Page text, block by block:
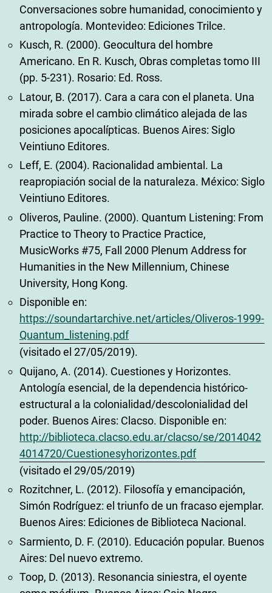
Conversaciones sobre humanidad, conocimiento y
antropología. Montevideo: Ediciones Trilce.
Kusch, R. (2000). Geocultura del hombre
Americano. En R. Kusch, Obras completas tomo III
(pp. 5-231). Rosario: Ed. Ross.
Latour, B. (2017). Cara a cara con el planeta. Una
mirada sobre el cambio climático alejada de las
posiciones apocalípticas. Buenos Aires: Siglo
Veintiuno Editores.
Leff, E. (2004). Racionalidad ambiental. La
reapropiación social de la naturaleza. México: Siglo
Veintiuno Editores.
Oliveros, Pauline. (2000). Quantum Listening: From
Practice to Theory to Practice Practice,
MusicWorks #75, Fall 2000 Plenum Address for
Humanities in the New Millennium, Chinese
University, Hong Kong.
Disponible en:
https://soundartarchive.net/articles/Oliveros-1999-
Quantum_listening.pdf
(visitado el 27/05/2019).
Quijano, A. (2014). Cuestiones y Horizontes.
Antología esencial, de la dependencia histórico-
estructural a la colonialidad/descolonialidad del
poder. Buenos Aires: Clacso. Disponible en:
http://biblioteca.clacso.edu.ar/clacso/se/2014042
4014720/Cuestionesyhorizontes.pdf
(visitado el 29/05/2019)
Rozitchner, L. (2012). Filosofía y emancipación,
Simón Rodríguez: el triunfo de un fracaso ejemplar.
Buenos Aires: Ediciones de Biblioteca Nacional.
Sarmiento, D. F. (2010). Educación popular. Buenos
Aires: Del nuevo extremo.
Toop, D. (2013). Resonancia siniestra, el oyente